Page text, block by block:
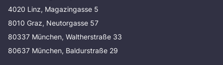
4020 Linz, Magazingasse 5
8010 Graz, Neutorgasse 57
80337 München, Waltherstraße 33
80637 München, Baldurstraße 29